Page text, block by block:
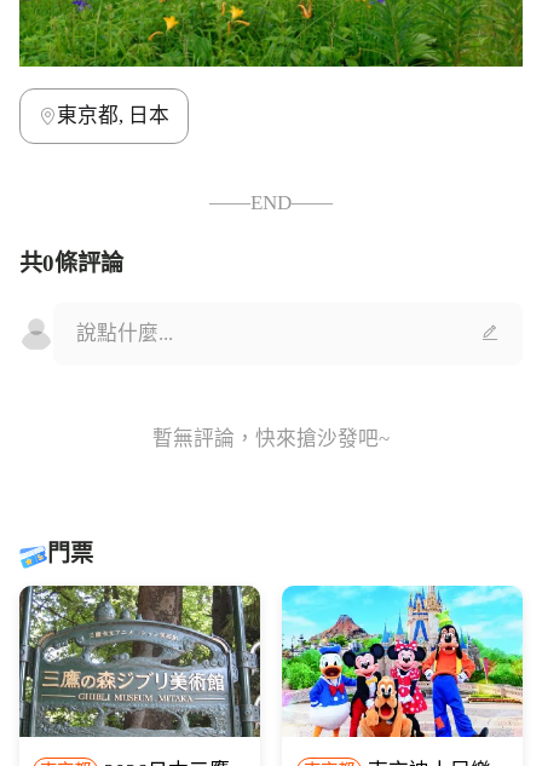
東京都, 日本
——END——
共0條評論
暫無評論，快來搶沙發吧~
門票